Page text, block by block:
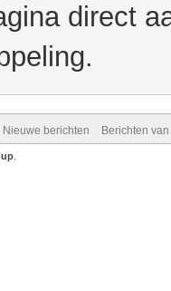
direct
Nieuwe berichten Berichten